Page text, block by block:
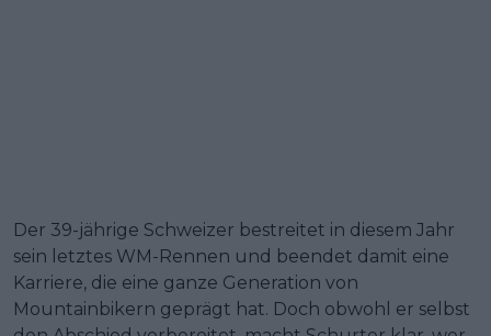
Der 39-jährige Schweizer bestreitet in diesem Jahr
sein letztes WM-Rennen und beendet damit eine
Karriere, die eine ganze Generation von
Mountainbikern geprägt hat. Doch obwohl er selbst